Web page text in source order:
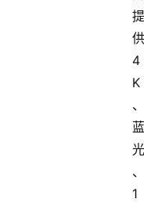
提
供
4
K
、
蓝
光
、
1